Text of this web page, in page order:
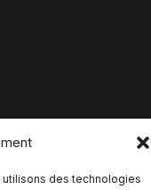
des technologies